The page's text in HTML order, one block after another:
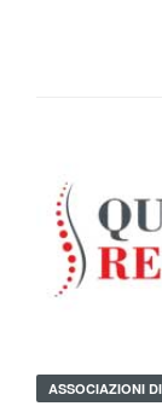
ASSOCIAZIONI